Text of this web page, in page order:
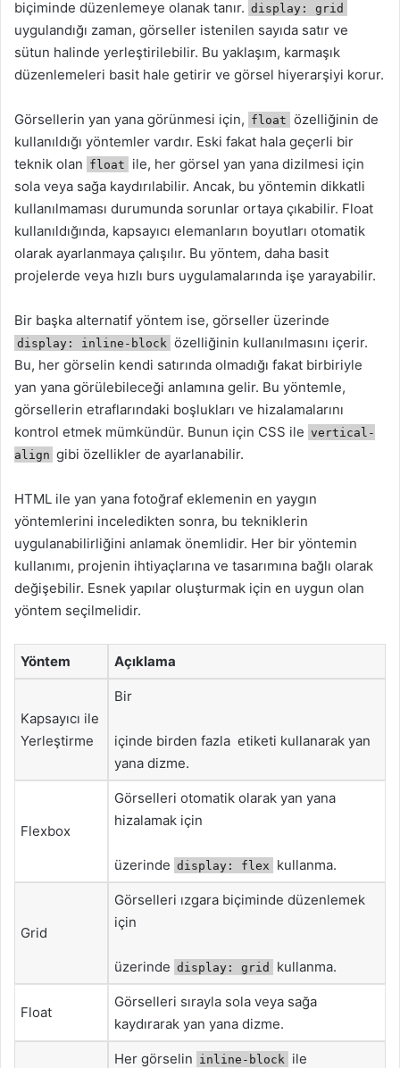
biçiminde düzenlemeye olanak tanır. display: grid
uygulandığı zaman, görseller istenilen sayıda satır ve
sütun halinde yerleştirilebilir. Bu yaklaşım, karmaşık
düzenlemeleri basit hale getirir ve görsel hiyerarşiyi korur.
Görsellerin yan yana görünmesi için, float özelliğinin de
kullanıldığı yöntemler vardır. Eski fakat hala geçerli bir
teknik olan float
ile, her görsel yan yana dizilmesi için
sola veya sağa kaydırılabilir. Ancak, bu yöntemin dikkatli
kullanılmaması durumunda sorunlar ortaya çıkabilir. Float
kullanıldığında, kapsayıcı elemanların boyutları otomatik
olarak ayarlanmaya çalışılır. Bu yöntem, daha basit
projelerde veya hızlı burs uygulamalarında işe yarayabilir.
Bir başka alternatif yöntem ise, görseller üzerinde
display: inline-block özelliğinin kullanılmasını içerir.
Bu, her görselin kendi satırında olmadığı fakat birbiriyle
yan yana görülebileceği anlamına gelir. Bu yöntemle,
görsellerin etraflarındaki boşlukları ve hizalamalarını
kontrol etmek mümkündür. Bunun için CSS ile vertical-
align gibi özellikler de ayarlanabilir.
HTML ile yan yana fotoğraf eklemenin en yaygın
yöntemlerini inceledikten sonra, bu tekniklerin
uygulanabilirliğini anlamak önemlidir. Her bir yöntemin
kullanımı, projenin ihtiyaçlarına ve tasarımına bağlı olarak
değişebilir. Esnek yapılar oluşturmak için en uygun olan
yöntem seçilmelidir.
Yöntem Açıklama
Kapsayıcı ile
Yerleştirme
Bir
içinde birden fazla etiketi kullanarak yan
yana dizme.
Flexbox
Görselleri otomatik olarak yan yana
hizalamak için
üzerinde display: flex kullanma.
Grid
Görselleri ızgara biçiminde düzenlemek
için
üzerinde display: grid kullanma.
Float
Görselleri sırayla sola veya sağa
kaydırarak yan yana dizme.
Her görselin inline-block
ile